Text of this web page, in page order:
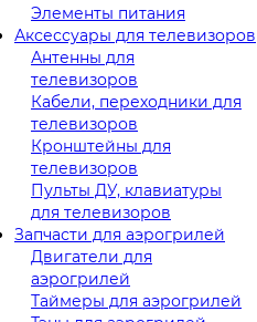
Элементы питания
Аксессуары для телевизоров
Антенны для
телевизоров
Кабели, переходники для
телевизоров
Кронштейны для
телевизоров
Пульты ДУ, клавиатуры
для телевизоров
Запчасти для аэрогрилей
Двигатели для
аэрогрилей
Таймеры для аэрогрилей